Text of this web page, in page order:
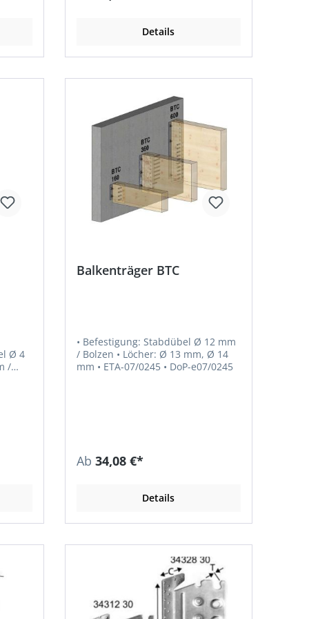
Balkenträger BTN, Edelstahl, sind
Details
Ø 4
/
Balkenträger BTC
• Befestigung: Stabdübel Ø 12 mm
/ Bolzen • Löcher: Ø 13 mm, Ø 14
mm • ETA-07/0245 • DoP-e07/0245
Ab 34,08 €*
Details